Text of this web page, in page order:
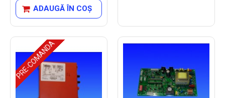
ADAUGĂ ÎN COŞ
PRE-COMANDA